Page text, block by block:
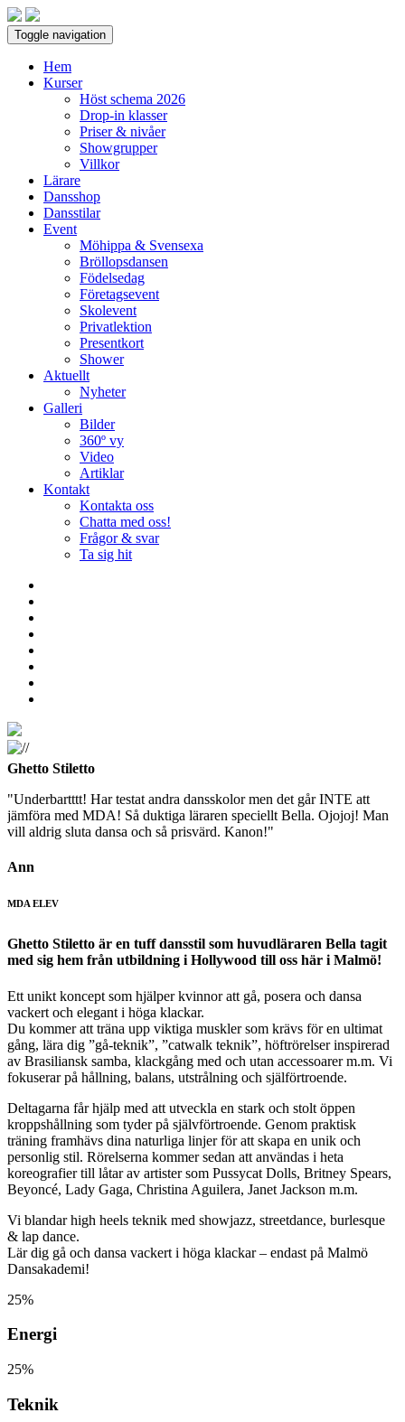
Toggle navigation
Hem
Kurser
Höst schema 2026
Drop-in klasser
Priser & nivåer
Showgrupper
Villkor
Lärare
Dansshop
Dansstilar
Event
Möhippa & Svensexa
Bröllopsdansen
Födelsedag
Företagsevent
Skolevent
Privatlektion
Presentkort
Shower
Aktuellt
Nyheter
Galleri
Bilder
360º vy
Video
Artiklar
Kontakt
Kontakta oss
Chatta med oss!
Frågor & svar
Ta sig hit
Ghetto Stiletto
"Underbartttt! Har testat andra dansskolor men det går INTE att
jämföra med MDA! Så duktiga läraren speciellt Bella. Ojojoj! Man
vill aldrig sluta dansa och så prisvärd. Kanon!"
Ann
MDA ELEV
Ghetto Stiletto är en tuff dansstil som huvudläraren Bella tagit
med sig hem från utbildning i Hollywood till oss här i Malmö!
Ett unikt koncept som hjälper kvinnor att gå, posera och dansa
vackert och elegant i höga klackar.
Du kommer att träna upp viktiga muskler som krävs för en ultimat
gång, lära dig ”gå-teknik”, ”catwalk teknik”, höftrörelser inspirerad
av Brasiliansk samba, klackgång med och utan accessoarer m.m. Vi
fokuserar på hållning, balans, utstrålning och själförtroende.
Deltagarna får hjälp med att utveckla en stark och stolt öppen
kroppshållning som tyder på självförtroende. Genom praktisk
träning framhävs dina naturliga linjer för att skapa en unik och
personlig stil. Rörelserna kommer sedan att användas i heta
koreografier till låtar av artister som Pussycat Dolls, Britney Spears,
Beyoncé, Lady Gaga, Christina Aguilera, Janet Jackson m.m.
Vi blandar high heels teknik med showjazz, streetdance, burlesque
& lap dance.
Lär dig gå och dansa vackert i höga klackar – endast på Malmö
Dansakademi!
25%
Energi
25%
Teknik